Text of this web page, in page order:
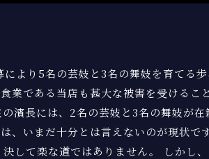
より5名の芸妓と3名の舞妓を育てる
業である当店も甚大な被害を受ける
濱長には、2名の芸妓と3名の舞妓が
、いまだ十分とは言えないのが現状
して楽な道ではありません。 しかし